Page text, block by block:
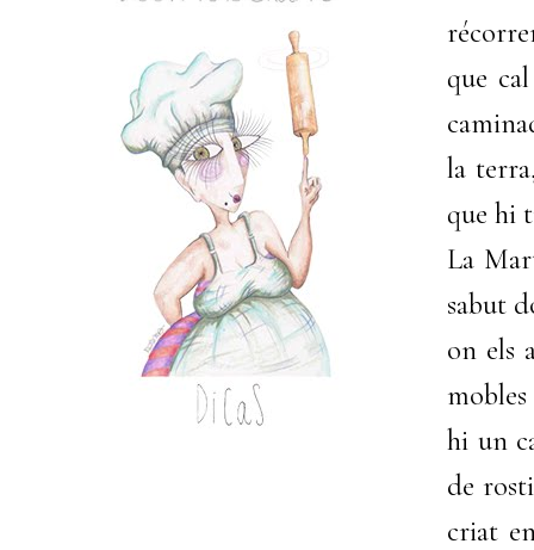
que
la
que hi
La
sabut
on els
hi un
de
criat